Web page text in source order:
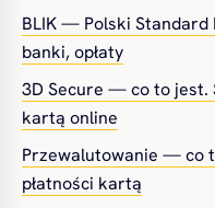
BLIK — Polski Standard
banki, opłaty
3D Secure — co to jest.
kartą online
Przewalutowanie — co
płatności kartą